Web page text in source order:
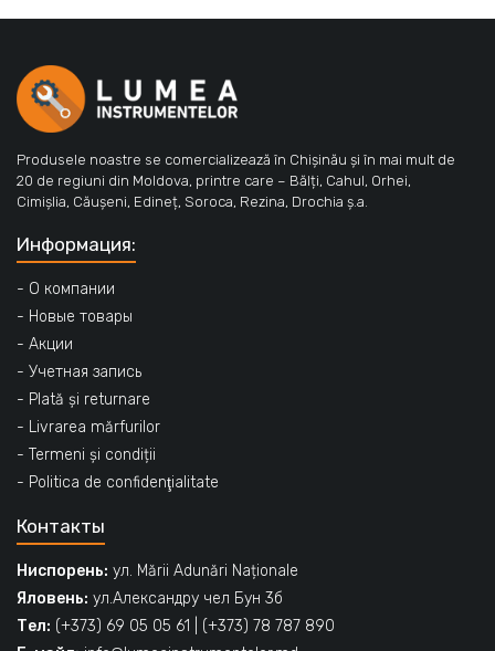
Produsele noastre se comercializează în Chișinău și în mai mult de
20 de regiuni din Moldova, printre care – Bălți, Cahul, Orhei,
Cimișlia, Căușeni, Edineț, Soroca, Rezina, Drochia ș.a.
Информация:
- О компании
- Новые товары
- Акции
- Учетная запись
- Plată și returnare
- Livrarea mărfurilor
- Termeni și condiții
- Politica de confidenţialitate
Контакты
Ниспорень: ул. Mării Adunări Naționale
Яловень: ул.Александру чел Бун 3б
Тел: (+373) 69 05 05 61
(+373) 78 787 890